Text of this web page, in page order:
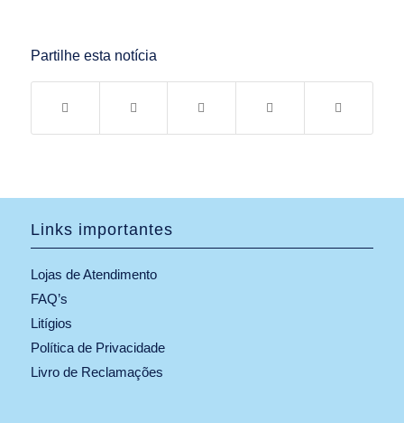
Partilhe esta notícia
Links importantes
Lojas de Atendimento
FAQ’s
Litígios
Política de Privacidade
Livro de Reclamações